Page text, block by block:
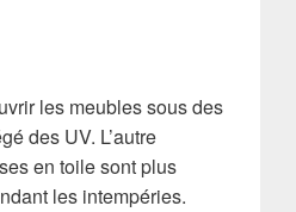
les meubles sous des
des UV. L’autre
en toile sont plus
les intempéries.